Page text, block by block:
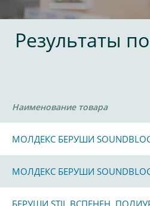
Результаты
Наименование товара
МОЛДЕКС БЕРУШИ
МОЛДЕКС БЕРУШИ
БЕРУШИ STIL ВСПЕНЕН.